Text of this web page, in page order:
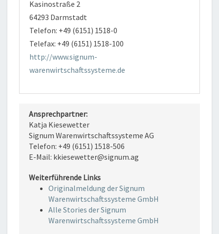
Kasinostraße 2
64293 Darmstadt
Telefon: +49 (6151) 1518-0
Telefax: +49 (6151) 1518-100
http://www.signum-
warenwirtschaftssysteme.de
Ansprechpartner:
Katja Kiesewetter
Signum Warenwirtschaftssysteme AG
Telefon: +49 (6151) 1518-506
E-Mail: kkiesewetter@signum.ag
Weiterführende Links
Originalmeldung der Signum
Warenwirtschaftssysteme GmbH
Alle Stories der Signum
Warenwirtschaftssysteme GmbH